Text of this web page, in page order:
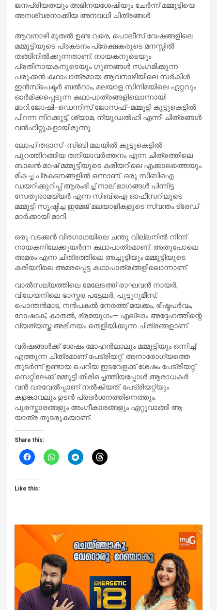
ജനപ്രിയതയും അഭിനയശേഷിയും ചേർന്ന് മമ്മൂട്ടിയെ
അനശ്വരനാക്കിയ അനവധി ചിത്രങ്ങൾ.
ആവനാഴി മുതൽ ഉണ്ട വരെ, പൊലീസ് വേഷങ്ങളിലെ
മമ്മൂട്ടിയുടെ പ്രകടനം പ്രേക്ഷകരുടെ മനസ്സിൽ
തങ്ങിനിൽക്കുന്നതാണ്. നായകനുടെയും
പ്രതിനായകനുടെയും ഗുണങ്ങൾ സംഗമിക്കുന്ന
പരുക്കൻ കഥാപാത്രമായ ആവനാഴിയിലെ സർകിൾ
ഇൻസ്പെക്ടർ ബൽറാം, മലയാള സിനിമയിലെ ഏറ്റവും
ഓർമിക്കപ്പെടുന്ന കഥാപാത്രങ്ങളിലൊന്നായി
മാറി.ജോഷി–ഡെന്നിസ് ജോസഫ്–മമ്മൂട്ടി കൂട്ടുകെട്ടിൽ
പിറന്ന നിറക്കൂട്ട്, ശ്യാമ, ന്യൂഡൽഹി എന്നീ ചിത്രങ്ങൾ
വൻഹിറ്റുകളായിരുന്നു.
ലോഹിതദാസ്–സിബി മലയിൽ കൂട്ടുകെട്ടിൽ
പുറത്തിറങ്ങിയ തനിയാവർത്തനം എന്ന ചിത്രത്തിലെ
ബാലൻ മാഷ് മമ്മൂട്ടിയുടെ കരിയറിലെ എക്കാലത്തെയും
മികച്ച പ്രകടനങ്ങളിൽ ഒന്നാണ്. ഒരു സിബിഐ
ഡയറിക്കുറിപ്പ് ആരംഭിച്ച് നാല് ഭാഗങ്ങൾ പിന്നിട്ട
സേതുരാമയ്യർ എന്ന സിബിഐ ഓഫീസറിലൂടെ
മമ്മൂട്ടി സൃഷ്ടിച്ച ഇമേജ് മലയാളികളുടെ സ്വന്തം ട്രേഡ്
മാർക്കായി മാറി.
ഒരു വടക്കൻ വീരഗാഥയിലെ ചന്തു വില്ലനിൽ നിന്ന്
നായകനിലേക്കുയർന്ന കഥാപാത്രമാണ്. അതുപോലെ
അമരം എന്ന ചിത്രത്തിലെ അച്ചൂട്ടിയും മമ്മൂട്ടിയുടെ
കരിയറിലെ അമരപ്പെട്ട കഥാപാത്രങ്ങളിലൊന്നാണ്.
വാൽസല്യത്തിലെ മേലേടത്ത് രാഘവൻ നായർ,
വിധേയനിലെ ഭാസ്കര പട്ടേലർ, പുട്ടുറുമീസ്,
പൊന്തൻമാട, നൻപകൽ നേരത്ത് മയക്കം, ഭീഷ്മപർവം,
റോഷാക്, കാതൽ, ഭ്രമയുഗം— എല്ലാം അദ്ദേഹത്തിന്റെ
വ്യത്യസ്ത അഭിനയം തെളിയിക്കുന്ന ചിത്രങ്ങളാണ്.
വർഷങ്ങൾക്ക് ശേഷം മോഹൻലാലും മമ്മൂട്ടിയും ഒന്നിച്ച്
എത്തുന്ന ചിത്രമാണ് പേട്രിയറ്റ്. അനാരോഗ്യത്തെ
തുടർന്ന് ഉണ്ടായ ചെറിയ ഇടവേളക്ക് ശേഷം പേട്രിയറ്റ്
സെറ്റിലേക്ക് മമ്മൂട്ടി തിരിച്ചെത്തിയപ്പോൾ ആരാധകർ
വൻ വരവേൽപ്പാണ് നൽകിയത്. പേട്രിയറ്റ്യും
കളങ്കാവലും ഉടൻ പ്രദർശനത്തിനെത്തും.
പുരസ്കാരങ്ങളും അംഗീകാരങ്ങളും ഏറ്റുവാങ്ങി ആ
യാത്ര തുടരുകയാണ്.
Share this:
Like this: